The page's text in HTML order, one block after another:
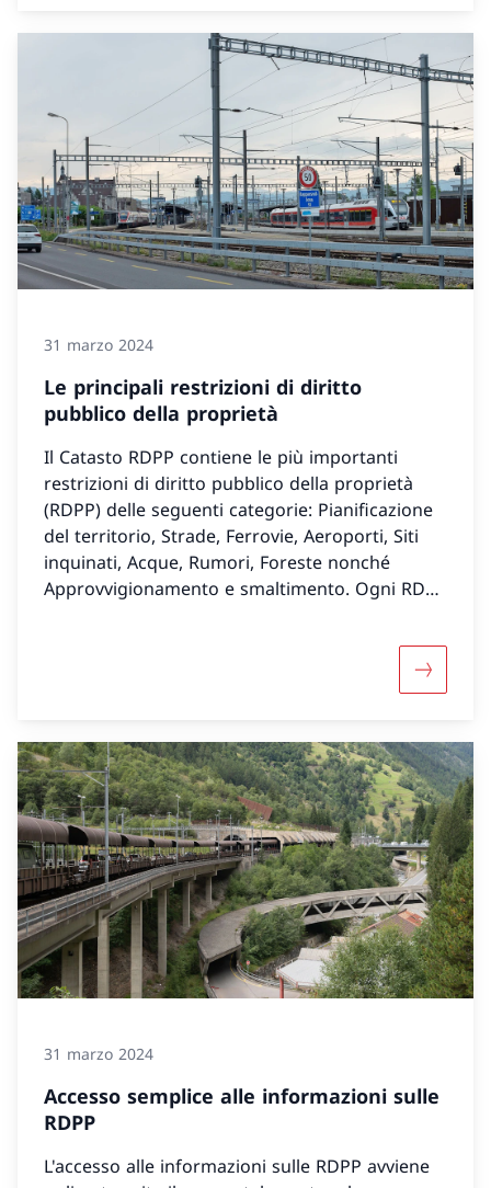
31 marzo 2024
Le principali restrizioni di diritto
pubblico della proprietà
Il Catasto RDPP contiene le più importanti
restrizioni di diritto pubblico della proprietà
(RDPP) delle seguenti categorie: Pianificazione
del territorio, Strade, Ferrovie, Aeroporti, Siti
inquinati, Acque, Rumori, Foreste nonché
Approvvigionamento e smaltimento. Ogni RDPP
31 marzo 2024
Accesso semplice alle informazioni sulle
RDPP
L'accesso alle informazioni sulle RDPP avviene